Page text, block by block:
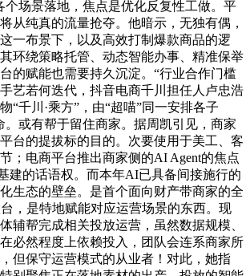
个场景落地，焦点是优化反复性工做。平
从纯真的流量抢夺。他暗示，无独有偶，
一布景下，以及高效打制爆款商品的逻
环绕策略托管、动态智能办事、精准保举
的赋能也需要持久沉淀。“行业合作门槛
艺若何迭代，抖音电商千川担任人卢忠浩
“千川·乘方”，由“超喵”同一安排各子
。或有帮于留住商家。据周凯引见，商家
台的提拔标的目的。次要使用于美工、客
；电商平台推出商家侧的AI Agent的焦点
建的话语权。而本年AI已具备间接施行的
生态的壁垒。是首个面向财产带商家的全
，是特地赋能对应运营场景的东西。现
辅帮完成相关投放运营，虽然数据规模、
必然程度上依赖投入，团队会连系商家所
但保守运营模式的从业者！对此，她指